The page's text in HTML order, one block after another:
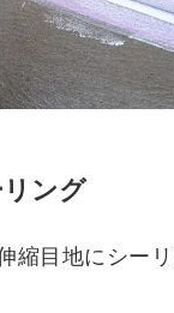
ング
縮目地にシー